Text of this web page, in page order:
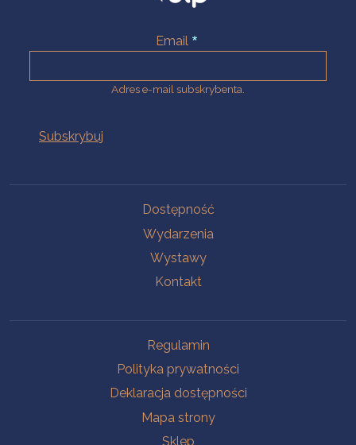
Email
Adres e-mail subskrybenta.
Dostępność
Wydarzenia
Wystawy
Kontakt
Regulamin
Polityka prywatności
Deklaracja dostępności
Mapa strony
Sklep